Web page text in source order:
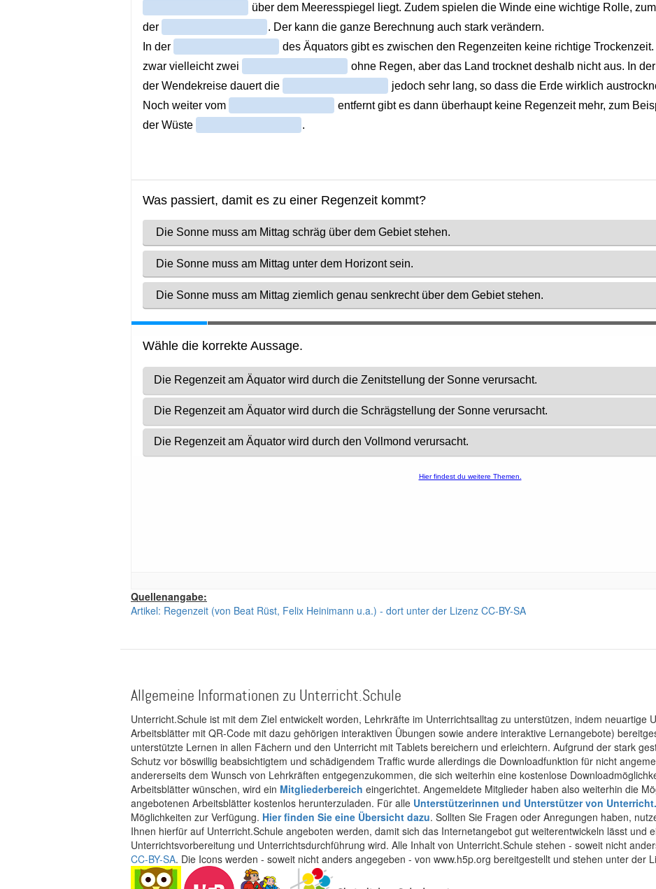
Quellenangabe:
Artikel: Regenzeit (von Beat Rüst, Felix Heinimann u.a.) - dort unter der Lizenz CC-BY-SA
Allgemeine Informationen zu Unterricht.Schule
Unterricht.Schule ist mit dem Ziel entwickelt worden, Lehrkräfte im Unterrichtsalltag zu unterstützen, indem neuartige
Arbeitsblätter mit QR-Code mit dazu gehörigen interaktiven Übungen sowie andere interaktive Lernangebote)
unterstützte Lernen in allen Fächern und den Unterricht mit Tablets bereichern und erleichtern. Aufgrund der stark
Schutz vor böswillig beabsichtigtem und schädigendem Traffic wurde allerdings die Downloadfunktion für nicht
andererseits dem Wunsch von Lehrkräften entgegenzukommen, die sich weiterhin eine kostenlose
Arbeitsblätter wünschen, wird ein Mitgliederbereich eingerichtet. Angemeldete Mitglieder haben also weiterhin die
angebotenen Arbeitsblätter kostenlos herunterzuladen. Für alle Unterstützerinnen und Unterstützer von
Möglichkeiten zur Verfügung. Hier finden Sie eine Übersicht dazu. Sollten Sie Fragen oder Anregungen haben,
Ihnen hierfür auf Unterricht.Schule angeboten werden, damit sich das Internetangebot gut weiterentwickeln lässt und
Unterrichtsvorbereitung und Unterrichtsdurchführung wird. Alle Inhalt von Unterricht.Schule stehen - soweit nicht
CC-BY-SA. Die Icons werden - soweit nicht anders angegeben - von www.h5p.org bereitgestellt und stehen unter der